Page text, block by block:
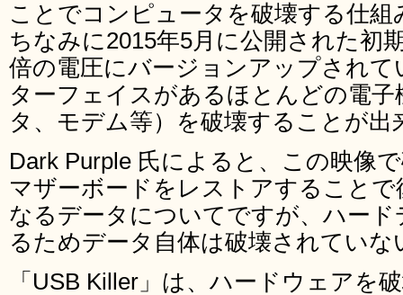
ことでコンピュータを破壊する仕組
ちなみに2015年5月に公開された初
倍の電圧にバージョンアップされ
ターフェイスがあるほとんどの電
タ、モデム等）を破壊することが出
Dark Purple 氏によると、この映像
マザーボードをレストアすること
なるデータについてですが、ハー
るためデータ自体は破壊されてい
「USB Killer」は、ハードウェアを